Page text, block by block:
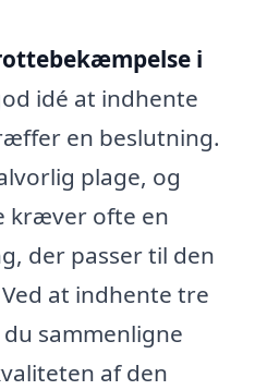
i
idé at indhente
en beslutning.
plage, og
kræver ofte en
der passer til den
at indhente tre
sammenligne
af den